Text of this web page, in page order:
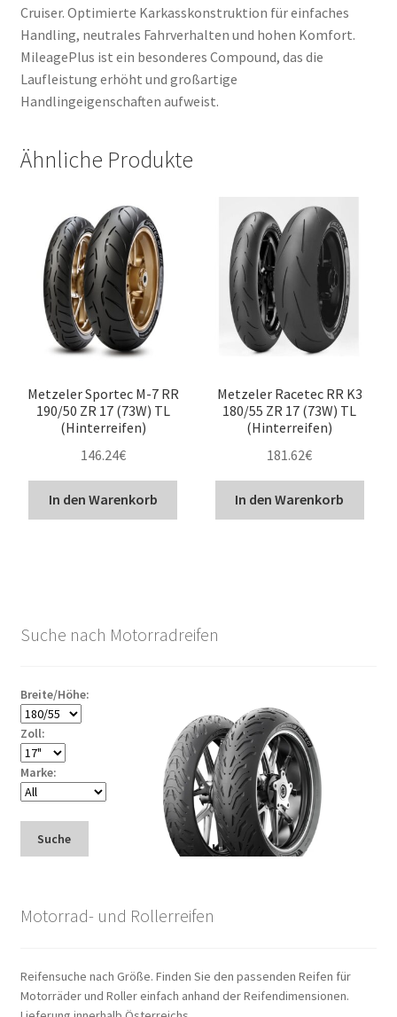
Cruiser. Optimierte Karkasskonstruktion für einfaches
Handling, neutrales Fahrverhalten und hohen Komfort.
MileagePlus ist ein besonderes Compound, das die
Laufleistung erhöht und großartige
Handlingeigenschaften aufweist.
Ähnliche Produkte
Metzeler Sportec M-7 RR
190/50 ZR 17 (73W) TL
(Hinterreifen)
146.24€
In den Warenkorb
Metzeler Racetec RR K3
180/55 ZR 17 (73W) TL
(Hinterreifen)
181.62€
In den Warenkorb
Suche nach Motorradreifen
Breite/Höhe:
Zoll:
Marke:
Suche
Motorrad- und Rollerreifen
Reifensuche nach Größe. Finden Sie den passenden Reifen für
Motorräder und Roller einfach anhand der Reifendimensionen.